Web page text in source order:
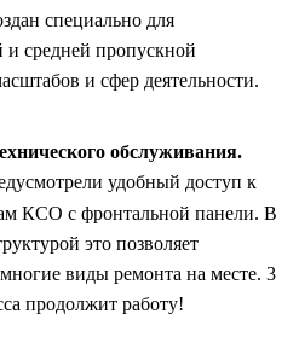
специально для
и средней пропускной
и сфер деятельности.
обслуживания.
удобный доступ к
КСО с фронтальной панели. В
это позволяет
виды ремонта на месте. 3
продолжит работу!